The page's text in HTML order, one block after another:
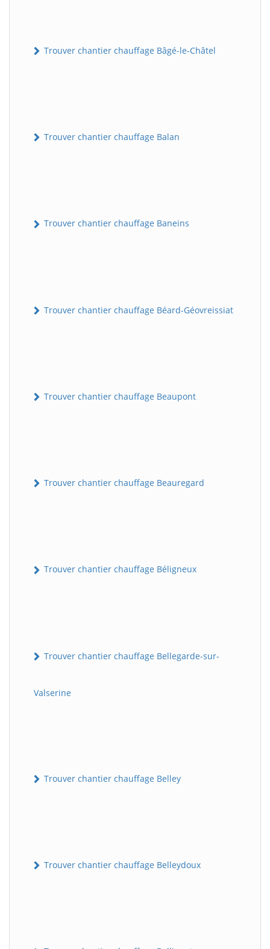
Trouver chantier chauffage Bâgé-le-Châtel
Trouver chantier chauffage Balan
Trouver chantier chauffage Baneins
Trouver chantier chauffage Béard-Géovreissiat
Trouver chantier chauffage Beaupont
Trouver chantier chauffage Beauregard
Trouver chantier chauffage Béligneux
Trouver chantier chauffage Bellegarde-sur-
Valserine
Trouver chantier chauffage Belley
Trouver chantier chauffage Belleydoux